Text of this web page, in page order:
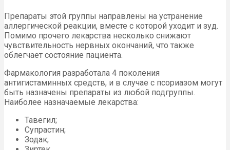
Препараты этой группы направлены на устранение
аллергической реакции, вместе с которой уходит и зуд.
Помимо прочего лекарства несколько снижают
чувствительность нервных окончаний, что также
облегчает состояние пациента.
Фармакология разработала 4 поколения
антигистаминных средств, и в случае с псориазом могут
быть назначены препараты из любой подгруппы.
Наиболее назначаемые лекарства:
Тавегил;
Супрастин;
Зодак;